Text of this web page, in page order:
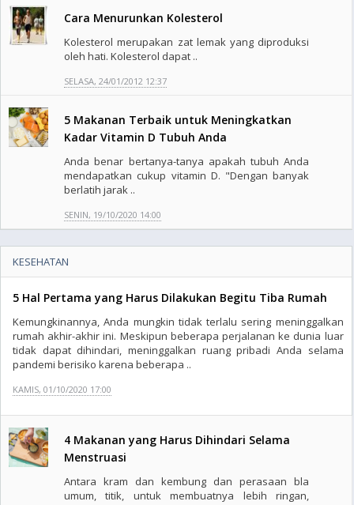
Cara Menurunkan Kolesterol
Kolesterol merupakan zat lemak yang diproduksi
oleh hati. Kolesterol dapat ..
SELASA, 24/01/2012 12:37
5 Makanan Terbaik untuk Meningkatkan
Kadar Vitamin D Tubuh Anda
Anda benar bertanya-tanya apakah tubuh Anda
mendapatkan cukup vitamin D. "Dengan banyak
berlatih jarak ..
SENIN, 19/10/2020 14:00
KESEHATAN
5 Hal Pertama yang Harus Dilakukan Begitu Tiba Rumah
Kemungkinannya, Anda mungkin tidak terlalu sering meninggalkan
rumah akhir-akhir ini. Meskipun beberapa perjalanan ke dunia luar
tidak dapat dihindari, meninggalkan ruang pribadi Anda selama
pandemi berisiko karena beberapa ..
KAMIS, 01/10/2020 17:00
4 Makanan yang Harus Dihindari Selama
Menstruasi
Antara kram dan kembung dan perasaan bla
umum, titik, untuk membuatnya lebih ringan,